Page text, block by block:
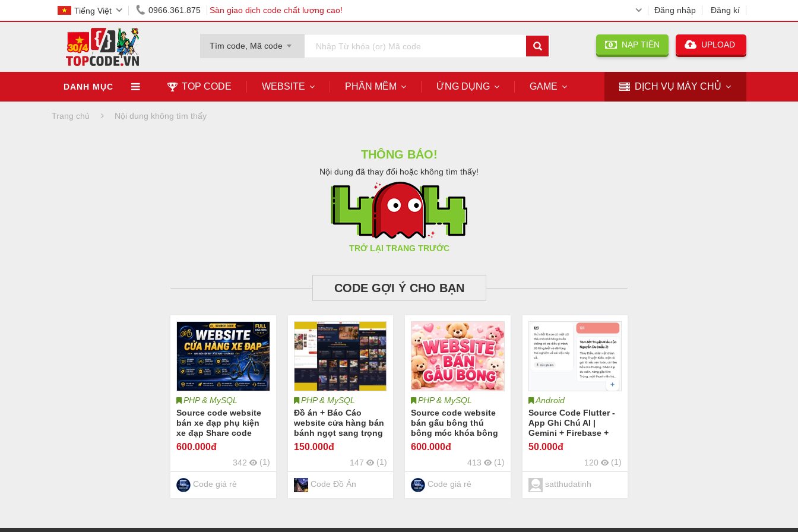
Tiếng Việt 0966.361.875 Sàn giao dịch code chất lượng cao! Đăng nhập Đăng kí
Tìm code, Mã code NẠP TIỀN UPLOAD
DANH MỤC TOP CODE WEBSITE PHẦN MỀM ỨNG DỤNG GAME DỊCH VỤ MÁY CHỦ
Trang chủ Nội dung không tìm thấy
THÔNG BÁO!
Nội dung đã thay đổi hoặc không tìm thấy!
TRỞ LẠI TRANG TRƯỚC
CODE GỢI Ý CHO BẠN
PHP & MySQL
Source code website
bán xe đạp phụ kiện
xe đạp Share code
website xe đạp thể
thao xe đạp địa hình
xe đạp đường phố xe
đạp trẻ em xe đạp điện
cùng các phụ kiện xe
đạp
600.000đ
(1)
342
Code giá rẻ
PHP & MySQL
Đồ án + Báo Cáo
website cửa hàng bán
bánh ngọt sang trọng
PHP & MYSQL đầy đủ
chức năng quản trị và
người dùng: giỏ hàng,
đặt hàng,thêm, sửa,
xóa sản phẩm (kèm
báo cáo WORD 60
150.000đ
(1)
147
Code Đồ Án
PHP & MySQL
Source code website
bán gấu bông thú
bông móc khóa bông
Share code website
gấu bông thú nhồi
bông quà tặng phụ
kiện gối bông gấu
bông tỏ tình thú bông
Full báo cáo website
600.000đ
(1)
413
Code giá rẻ
Android
Source Code Flutter -
App Ghi Chú AI |
Gemini + Firebase +
Offline | Full Tính
Năng
50.000đ
(1)
120
satthudatinh